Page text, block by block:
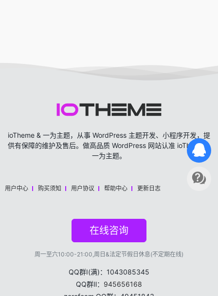
ioTheme & 一为主题，从事 WordPress 主题开发、小程序开发，提
供有保障的维护及售后。做高品质 WordPress 网站认准 ioTheme &
一为主题。
用户中心 购买须知 用户协议 帮助中心 更新日志
在线咨询
周一至六10:00-21:00,周日&法定节假日休息(不定期在线)
QQ群Ⅰ(满)：1043085345
QQ群Ⅱ： 945656168